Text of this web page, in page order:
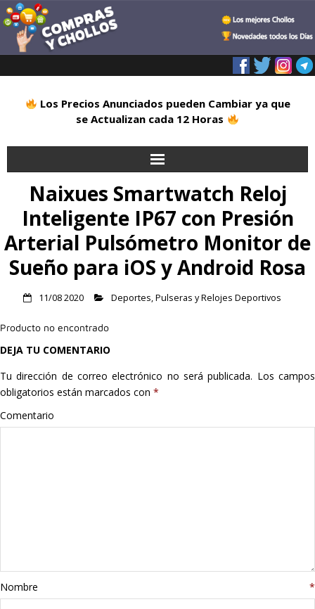
Los Precios Anunciados pueden Cambiar ya que
se Actualizan cada 12 Horas
Inicio
Alimentación
Blog
Deportes
Hogar
Listas
libros
Naixues Smartwatch Reloj
Inteligente IP67 con Presión
Arterial Pulsómetro Monitor de
Sueño para iOS y Android Rosa
11/08 2020 Deportes,Pulseras y Relojes Deportivos
Producto no encontrado
DEJA TU COMENTARIO
Tu dirección de correo electrónico no será publicada. Los campos
obligatorios están marcados con *
Comentario
Nombre *